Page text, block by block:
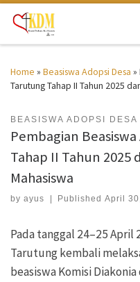
Skip to content
Home » Beasiswa Adopsi Desa »
Tarutung Tahap II Tahun 2025
BEASISWA ADOPSI DESA
Pembagian
Tahap II Tahun 2025
Mahasiswa
by ayus PublishedApril
Pada tanggal 24–25 April
Tarutung kembali
beasiswa Komisi